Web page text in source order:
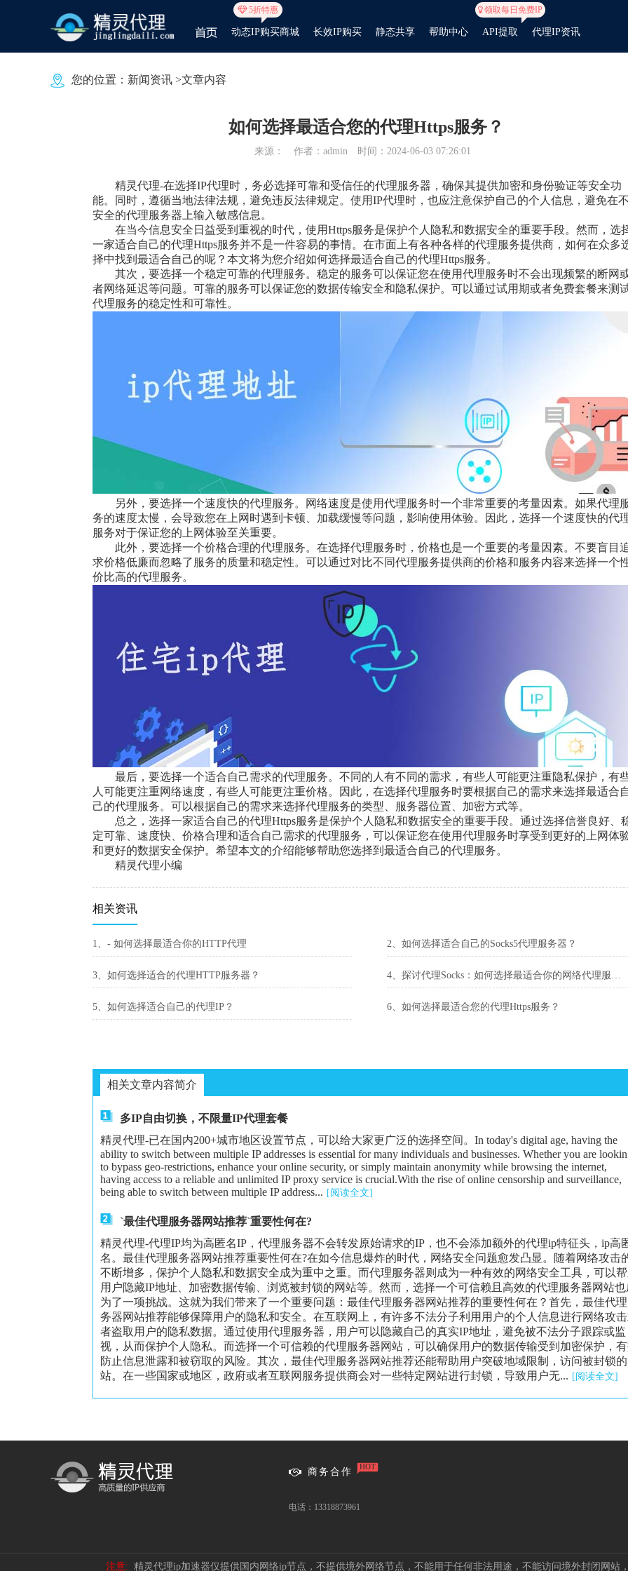
5折特惠
动态IP购买商城 长效IP购买 静态共享 帮助中心 API提取
领取每日免费IP
代理IP资讯
您的位置： 新闻资讯 >文章内容
如何选择最适合您的代理Https服务？
来源： 作者：admin 时间：2024-06-03 07:26:01
精灵代理-在选择IP代理时，务必选择可靠和受信任的代理服务器，确保其提供加密和身份验证等安全功
能。同时，遵循当地法律法规，避免违反法律规定。使用IP代理时，也应注意保护自己的个人信息，避免在不
安全的代理服务器上输入敏感信息。
在当今信息安全日益受到重视的时代，使用Https服务是保护个人隐私和数据安全的重要手段。然而，选
一家适合自己的代理Https服务并不是一件容易的事情。在市面上有各种各样的代理服务提供商，如何在众多
择中找到最适合自己的呢？本文将为您介绍如何选择最适合自己的代理Https服务。
其次，要选择一个稳定可靠的代理服务。稳定的服务可以保证您在使用代理服务时不会出现频繁的断网
者网络延迟等问题。可靠的服务可以保证您的数据传输安全和隐私保护。可以通过试用期或者免费套餐来测
代理服务的稳定性和可靠性。
另外，要选择一个速度快的代理服务。网络速度是使用代理服务时一个非常重要的考量因素。如果代理
务的速度太慢，会导致您在上网时遇到卡顿、加载缓慢等问题，影响使用体验。因此，选择一个速度快的代
服务对于保证您的上网体验至关重要。
此外，要选择一个价格合理的代理服务。在选择代理服务时，价格也是一个重要的考量因素。不要盲目
求价格低廉而忽略了服务的质量和稳定性。可以通过对比不同代理服务提供商的价格和服务内容来选择一个
价比高的代理服务。
最后，要选择一个适合自己需求的代理服务。不同的人有不同的需求，有些人可能更注重隐私保护，有
人可能更注重网络速度，有些人可能更注重价格。因此，在选择代理服务时要根据自己的需求来选择最适合
己的代理服务。可以根据自己的需求来选择代理服务的类型、服务器位置、加密方式等。
总之，选择一家适合自己的代理Https服务是保护个人隐私和数据安全的重要手段。通过选择信誉良好、
定可靠、速度快、价格合理和适合自己需求的代理服务，可以保证您在使用代理服务时享受到更好的上网体
和更好的数据安全保护。希望本文的介绍能够帮助您选择到最适合自己的代理服务。
精灵代理小编
相关资讯
1、- 如何选择最适合你的HTTP代理 2、如何选择适合自己的Socks5代理服务器？
3、如何选择适合的代理HTTP服务器？ 4、探讨代理Socks：如何选择最适合你的网络代理服务？
5、如何选择适合自己的代理IP？ 6、如何选择最适合您的代理Https服务？
相关文章内容简介
多IP自由切换，不限量IP代理套餐
精灵代理-已在国内200+城市地区设置节点，可以给大家更广泛的选择空间。In today's digital age, having the
ability to switch between multiple IP addresses is essential for many individuals and businesses. Whether you are
to bypass geo-restrictions, enhance your online security, or simply maintain anonymity while browsing the internet,
having access to a reliable and unlimited IP proxy service is crucial.With the rise of online censorship and surveillance,
being able to switch between multiple IP address... [阅读全文]
`最佳代理服务器网站推荐`重要性何在?
精灵代理-代理IP均为高匿名IP，代理服务器不会转发原始请求的IP，也不会添加额外的代理ip特征头，ip高
名。最佳代理服务器网站推荐重要性何在?在如今信息爆炸的时代，网络安全问题愈发凸显。随着网络攻击
不断增多，保护个人隐私和数据安全成为重中之重。而代理服务器则成为一种有效的网络安全工具，可以
用户隐藏IP地址、加密数据传输、浏览被封锁的网站等。然而，选择一个可信赖且高效的代理服务器网站也
为了一项挑战。这就为我们带来了一个重要问题：最佳代理服务器网站推荐的重要性何在？首先，最佳代理
务器网站推荐能够保障用户的隐私和安全。在互联网上，有许多不法分子利用用户的个人信息进行网络攻
者盗取用户的隐私数据。通过使用代理服务器，用户可以隐藏自己的真实IP地址，避免被不法分子跟踪或监
视，从而保护个人隐私。而选择一个可信赖的代理服务器网站，可以确保用户的数据传输受到加密保护，
防止信息泄露和被窃取的风险。其次，最佳代理服务器网站推荐还能帮助用户突破地域限制，访问被封锁的
站。在一些国家或地区，政府或者互联网服务提供商会对一些特定网站进行封锁，导致用户无... [阅读全文]
商务合作 HOT
电话：13318873961
注意: 精灵代理ip加速器仅提供国内网络ip节点，不提供境外网络节点，不能用于任何非法用途，不能访问境外封闭网站